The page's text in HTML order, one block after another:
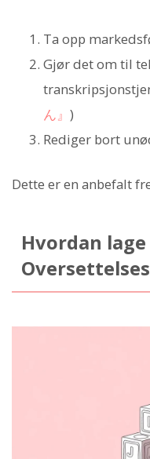
Ta opp
Gjør det om til
ん』 )
Rediger bort
Dette er en anbefalt
Hvordan